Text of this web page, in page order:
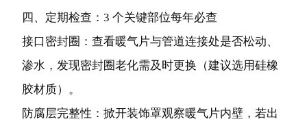
四、定期检查：3 个关键部位每年必查
接口密封圈：查看暖气片与管道连接处是否松动、
渗水，发现密封圈老化需及时更换（建议选用硅橡
胶材质）。
防腐层完整性：掀开装饰罩观察暖气片内壁，若出